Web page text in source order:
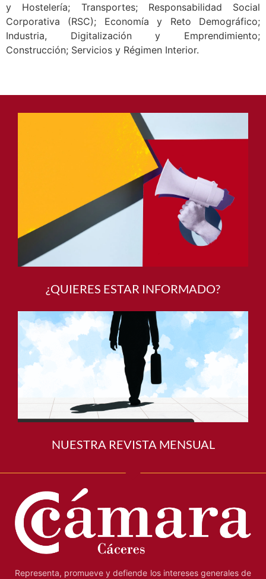
y Hostelería; Transportes; Responsabilidad Social
Corporativa (RSC); Economía y Reto Demográfico;
Industria, Digitalización y Emprendimiento;
Construcción; Servicios y Régimen Interior.
¿QUIERES ESTAR INFORMADO?
NUESTRA REVISTA MENSUAL
Representa, promueve y defiende los intereses generales de